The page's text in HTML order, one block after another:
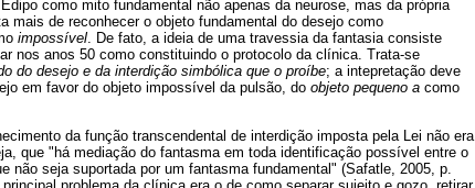
como mito fundamental não apenas da neurose, mas da própria
mais de reconhecer o objeto fundamental do desejo como
impossível. De fato, a ideia de uma travessia da fantasia consiste
nos anos 50 como constituindo o protocolo da clínica. Trata-se
do desejo e da interdição simbólica que o proíbe; a intepretação deve
em favor do objeto impossível da pulsão, do objeto pequeno a como
da função transcendental de interdição imposta pela Lei não era
que "há mediação do fantasma em toda identificação possível entre o
não seja suportada por um fantasma fundamental" (Safatle, 2005, p.